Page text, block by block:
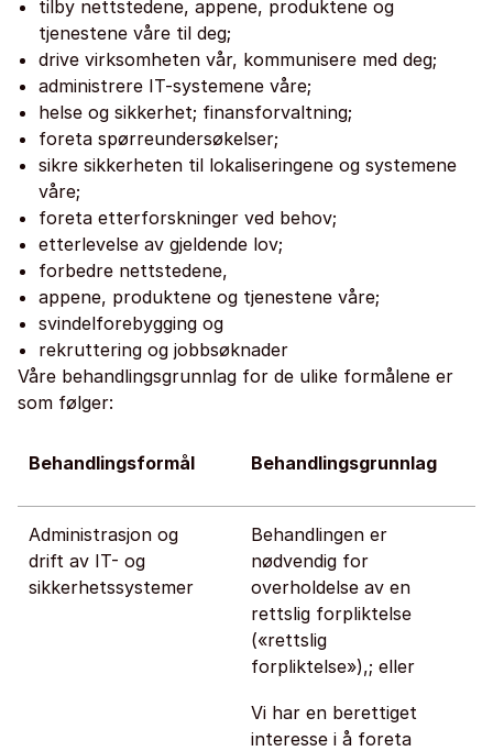
tilby nettstedene, appene, produktene og
tjenestene våre til deg;
drive virksomheten vår, kommunisere med deg;
administrere IT-systemene våre;
helse og sikkerhet; finansforvaltning;
foreta spørreundersøkelser;
sikre sikkerheten til lokaliseringene og systemene
våre;
foreta etterforskninger ved behov;
etterlevelse av gjeldende lov;
forbedre nettstedene,
appene, produktene og tjenestene våre;
svindelforebygging og
rekruttering og jobbsøknader
Våre behandlingsgrunnlag for de ulike formålene er
som følger:
Behandlingsformål Behandlingsgrunnlag
Administrasjon og
drift av IT- og
sikkerhetssystemer
Behandlingen er
nødvendig for
overholdelse av en
rettslig forpliktelse
(«rettslig
forpliktelse»),; eller
Vi har en berettiget
interesse i å foreta